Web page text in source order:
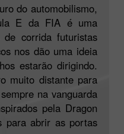
do automobilismo,
E da FIA é uma
corrida futuristas
nos dão uma ideia
estarão dirigindo.
muito distante para
na vanguarda
pela Dragon
para abrir as portas